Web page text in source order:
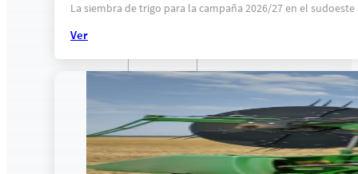
La siembra de trigo para la campaña 2026/27 en el
Ver